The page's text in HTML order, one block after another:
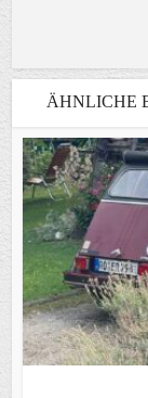
ÄHNLICHE